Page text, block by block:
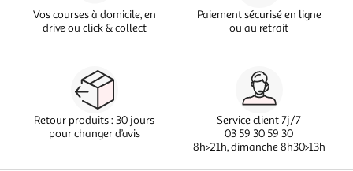
Vos courses à domicile, en
drive ou click & collect
Paiement sécurisé en ligne
ou au retrait
Retour produits : 30 jours
pour changer d’avis
Service client 7j/7
03 59 30 59 30
8h>21h, dimanche 8h30>13h